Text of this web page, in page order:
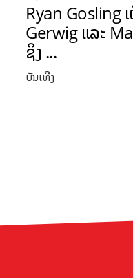
Ryan Gosling
Gerwig ແລະ
ຊິງ ...
ບັນເທີງ